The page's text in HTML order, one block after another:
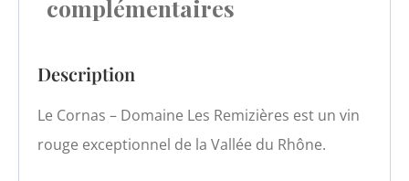
complémentaires
Description
Le Cornas – Domaine Les Remizières est un vin
rouge exceptionnel de la Vallée du Rhône.